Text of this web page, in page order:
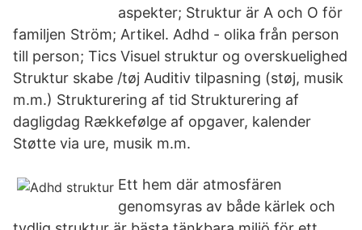
aspekter; Struktur är A och O för
familjen Ström; Artikel. Adhd - olika från person
till person; Tics Visuel struktur og overskuelighed
Struktur skabe /tøj Auditiv tilpasning (støj, musik
m.m.) Strukturering af tid Strukturering af
dagligdag Rækkefølge af opgaver, kalender
Støtte via ure, musik m.m.
Ett hem där atmosfären
genomsyras av både kärlek och